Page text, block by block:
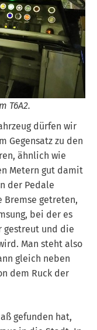
T6A2.
dürfen wir
Gegensatz zu den
ähnlich wie
Metern gut damit
der Pedale
Bremse getreten,
bei der es
gestreut und die
Man steht also
gleich neben
dem Ruck der
gefunden hat,